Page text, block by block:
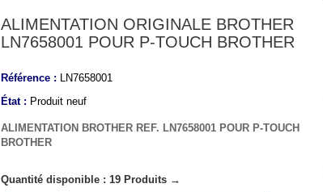
ALIMENTATION ORIGINALE BROTHER
LN7658001 POUR P-TOUCH BROTHER
Référence : LN7658001
État : Produit neuf
ALIMENTATION BROTHER REF. LN7658001 POUR P-TOUCH
BROTHER
Quantité disponible : 19 Produits →